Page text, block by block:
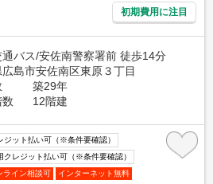
初期費用に注目
通バス/安佐南警察署前 徒歩14分
島市安佐南区東原３丁目
築29年
12階建
ジット払い可（※条件要確認）
クレジット払い可（※条件要確認）
ライン相談可
インターネット無料